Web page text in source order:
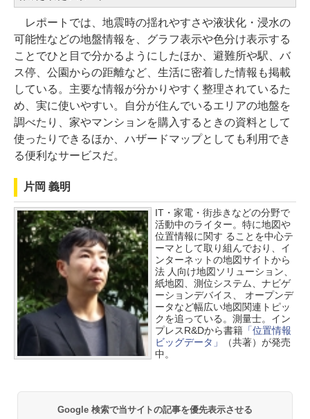
レポートでは、地震時の揺れやすさや液状化・浸水の
可能性などの地盤情報を、グラフ表示や色分け表示する
ことでひと目で分かるようにしたほか、避難所や駅、バ
ス停、公園からの距離など、生活に密着した情報も掲載
している。主要な情報が分かりやすく整理されているた
め、実に使いやすい。自分が住んでいるエリアの地盤を
調べたり、家やマンションを購入するときの資料として
使ったりできるほか、ハザードマップとしても利用でき
る便利なサービスだ。
片岡 義明
IT・家電・街歩きなどの分野で
活動中のライター。特に地図や
位置情報に関す ることを中心テ
ーマとして取り組んでおり、イ
ンターネットの地図サイトから
法 人向け地図ソリューション、
紙地図、測位システム、ナビゲ
ーションデバイス、 オープンデ
ータなど幅広い地図関連トピッ
クを追っている。測量士。イン
プレスR&Dから書籍「位置情報
ビッグデータ」
（共著）が発売
中。
Google 検索で当サイトの記事を優先表示させる